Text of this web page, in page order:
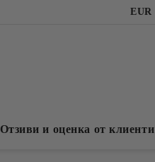
EUR
Отзиви и оценка от клиенти